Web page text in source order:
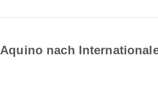
nach